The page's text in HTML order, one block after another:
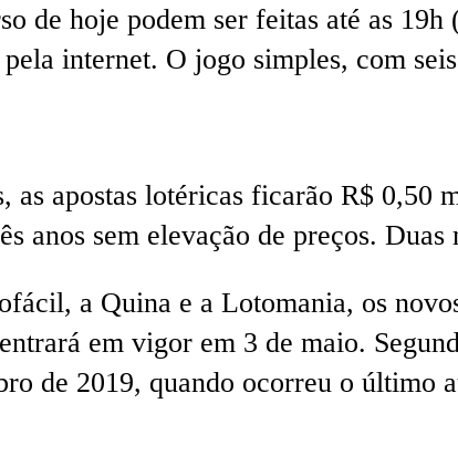
de hoje podem ser feitas até as
internet. O jogo simples, com
apostas lotéricas ficarão R$ 0,50
anos sem elevação de preços.
a Quina e a Lotomania, os
em vigor em 3 de maio.
de 2019, quando ocorreu o último